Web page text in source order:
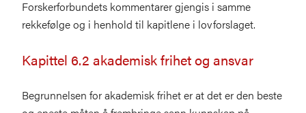
Forskerforbundets kommentarer gjengis i samme
rekkefølge og i henhold til kapitlene i lovforslaget.
Kapittel 6.2 akademisk frihet og ansvar
Begrunnelsen for akademisk frihet er at det er den beste